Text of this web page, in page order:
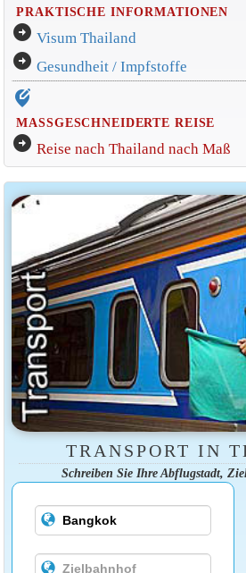
PRAKTISCHE INFORMATIONEN
arrow_circle_right Visum Thailand
arrow_circle_right Gesundheit / Impfstoffe
edit_location_alt
MASSGESCHNEIDERTE REISE
arrow_circle_right Reise nach Thailand nach Maß
TRANSPORT IN
Schreiben Sie Ihre Abflugstadt,